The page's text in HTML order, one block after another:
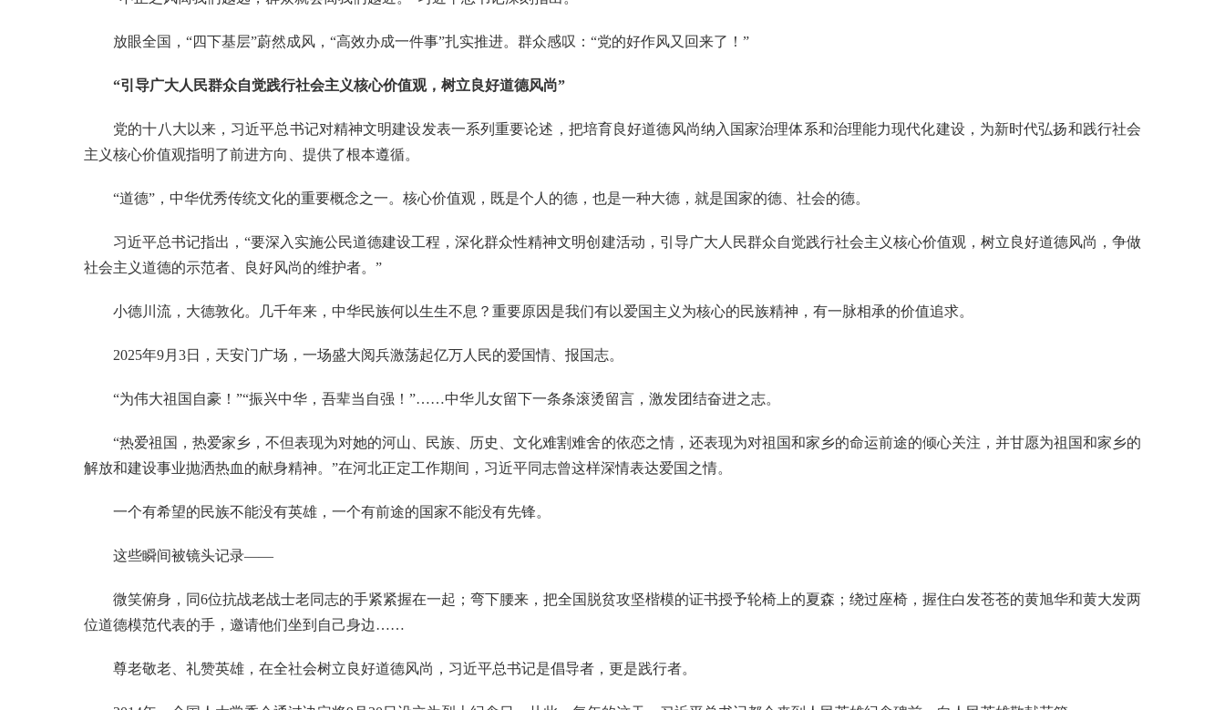
放眼全国，“四下基层”蔚然成风，“高效办成一件事”扎实推进。群众感叹：“党的好作风又回来了！”
“引导广大人民群众自觉践行社会主义核心价值观，树立良好道德风尚”
党的十八大以来，习近平总书记对精神文明建设发表一系列重要论述，把培育良好道德风尚纳入国家治理体系和治理能力现代化建设，为新时代弘扬和践行社会
主义核心价值观指明了前进方向、提供了根本遵循。
“道德”，中华优秀传统文化的重要概念之一。核心价值观，既是个人的德，也是一种大德，就是国家的德、社会的德。
习近平总书记指出，“要深入实施公民道德建设工程，深化群众性精神文明创建活动，引导广大人民群众自觉践行社会主义核心价值观，树立良好道德风尚，争做
社会主义道德的示范者、良好风尚的维护者。”
小德川流，大德敦化。几千年来，中华民族何以生生不息？重要原因是我们有以爱国主义为核心的民族精神，有一脉相承的价值追求。
2025年9月3日，天安门广场，一场盛大阅兵激荡起亿万人民的爱国情、报国志。
“为伟大祖国自豪！”“振兴中华，吾辈当自强！”……中华儿女留下一条条滚烫留言，激发团结奋进之志。
“热爱祖国，热爱家乡，不但表现为对她的河山、民族、历史、文化难割难舍的依恋之情，还表现为对祖国和家乡的命运前途的倾心关注，并甘愿为祖国和家乡的
解放和建设事业抛洒热血的献身精神。”在河北正定工作期间，习近平同志曾这样深情表达爱国之情。
一个有希望的民族不能没有英雄，一个有前途的国家不能没有先锋。
这些瞬间被镜头记录——
微笑俯身，同6位抗战老战士老同志的手紧紧握在一起；弯下腰来，把全国脱贫攻坚楷模的证书授予轮椅上的夏森；绕过座椅，握住白发苍苍的黄旭华和黄大发两
位道德模范代表的手，邀请他们坐到自己身边……
尊老敬老、礼赞英雄，在全社会树立良好道德风尚，习近平总书记是倡导者，更是践行者。